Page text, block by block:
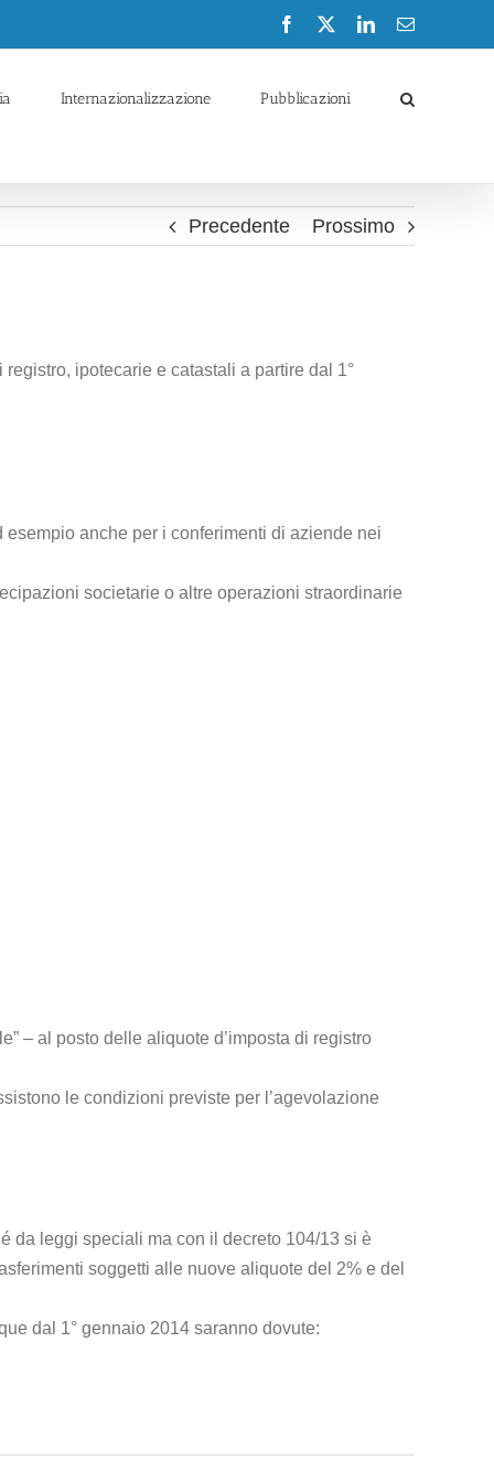
Facebook LinkedInEmail
Internazionalizzazione Pubblicazioni
Precedente Prossimo
ipotecarie e catastali a partire dal 1°
anche per i conferimenti di aziende nei
societarie o altre operazioni straordinarie
– al posto delle aliquote d’imposta di registro
le condizioni previste per l’agevolazione
da leggi speciali ma con il decreto 104/13 si è
soggetti alle nuove aliquote del 2% e del
dal 1° gennaio 2014 saranno dovute: